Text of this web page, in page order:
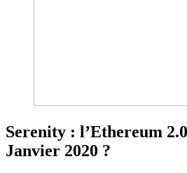
Serenity : l’Ethereum
Janvier 2020 ?